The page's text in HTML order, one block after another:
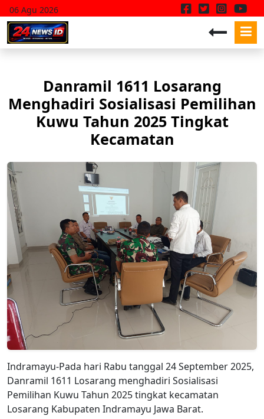
06 Agu 2026
Danramil 1611 Losarang
Menghadiri Sosialisasi Pemilihan
Kuwu Tahun 2025 Tingkat
Kecamatan
Indramayu-Pada hari Rabu tanggal 24 September 2025,
Danramil 1611 Losarang menghadiri Sosialisasi
Pemilihan Kuwu Tahun 2025 tingkat kecamatan
Losarang Kabupaten Indramayu Jawa Barat.